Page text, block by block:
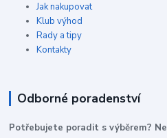
Jak nakupovat
Klub výhod
Rady a tipy
Kontakty
Odborné poradenství
Potřebujete poradit s výběrem?